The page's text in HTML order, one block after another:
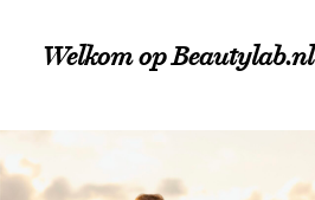
Welkom op Beautylab.nl